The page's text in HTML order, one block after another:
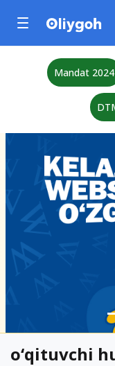
Mandat 2024
o‘qituvchi